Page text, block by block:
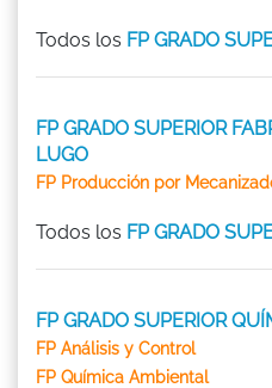
Todos los FP GRADO
FP GRADO SUPERIOR
LUGO
FP Producción por
Todos los FP GRADO
FP GRADO SUPERIOR
FP Análisis y Control
FP Química Ambiental